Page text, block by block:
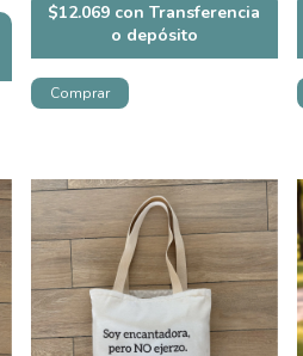
$12.069 con Transferencia
o depósito